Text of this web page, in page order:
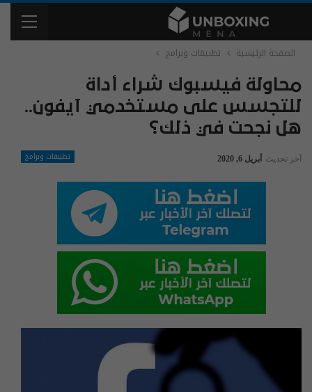
الصفحة الرئيسية تطبيقات وبرامج
محاولة فيسبوك شراء أداة
للتجسس على مستخدمي آيفون..
هل نجحت في ذلك؟
تطبيقات وبرامج آخر تحديث أبريل 6, 2020